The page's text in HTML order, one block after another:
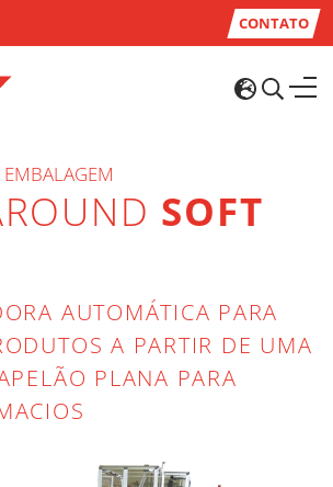
CONTATO
SOFT
AUTOMÁTICA PARA
A PARTIR DE UMA
PLANA PARA